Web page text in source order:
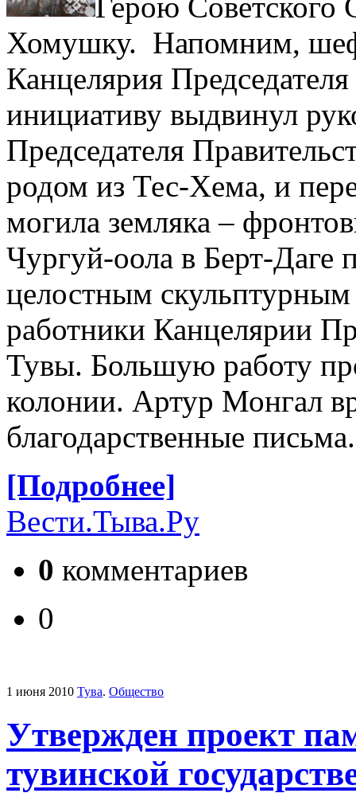
Хомушку. Напомним,
Канцелярия
инициативу выдвинул
Председателя
родом из Тес-Хема, и
могила земляка –
Чургуй-оола в Берт-Даге
целостным
работники Канцелярии
Тувы. Большую работу
колонии. Артур Монгал
благодарственные письма.
[Подробнее]
Вести.Тыва.Ру
0 комментариев
0
1 июня 2010 Тува. Общество
Утвержден проект
тувинской